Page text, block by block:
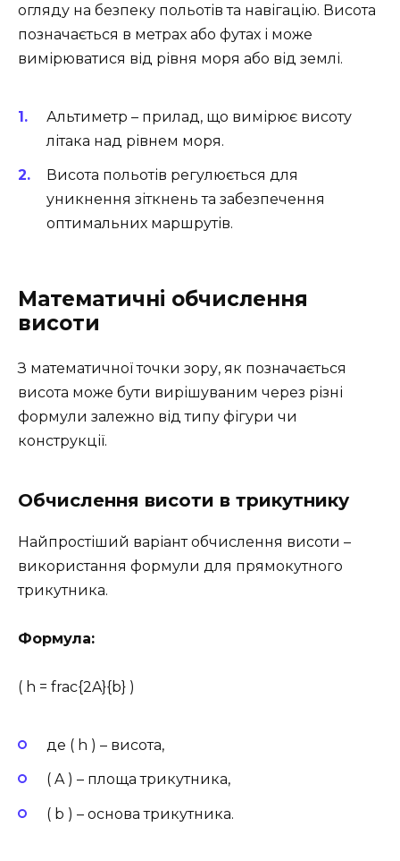
огляду на безпеку польотів та навігацію. Висота
позначається в метрах або футах і може
вимірюватися від рівня моря або від землі.
Альтиметр – прилад, що вимірює висоту
літака над рівнем моря.
Висота польотів регулюється для
уникнення зіткнень та забезпечення
оптимальних маршрутів.
Математичні обчислення
висоти
З математичної точки зору, як позначається
висота може бути вирішуваним через різні
формули залежно від типу фігури чи
конструкції.
Обчислення висоти в трикутнику
Найпростіший варіант обчислення висоти –
використання формули для прямокутного
трикутника.
Формула:
( h = frac{2A}{b} )
де ( h ) – висота,
( A ) – площа трикутника,
( b ) – основа трикутника.